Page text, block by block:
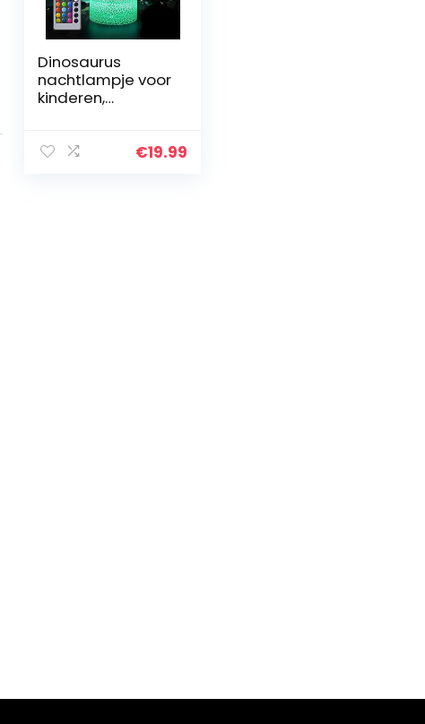
Dinosaurus
nachtlampje voor
kinderen,
jongens, 16
€19.99